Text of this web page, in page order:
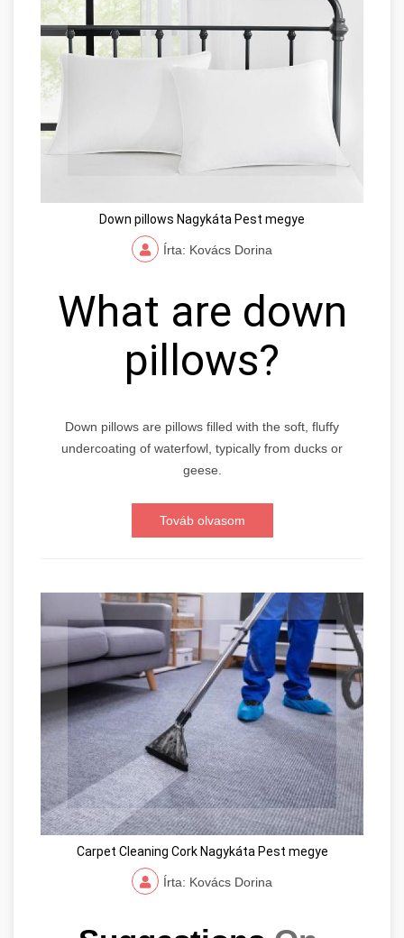
Down pillows Nagykáta Pest megye
Írta: Kovács Dorina
What are down
pillows?
Down pillows are pillows filled with the soft, fluffy
undercoating of waterfowl, typically from ducks or
geese.
Továb olvasom
Carpet Cleaning Cork Nagykáta Pest megye
Írta: Kovács Dorina